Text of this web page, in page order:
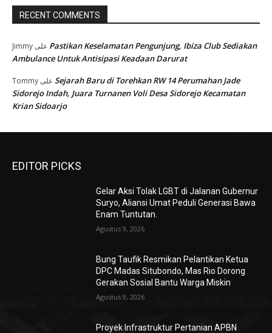
RECENT COMMENTS
Jimmy
Pastikan Keselamatan Pengunjung, Ibiza Club Sediakan
Ambulance Untuk Antisipasi Keadaan Darurat
Tommy
Sejarah Baru di Torehkan RW 14 Perumahan Jade
Sidorejo Indah, Juara Turnanen Voli Desa Sidorejo Kecamatan
Krian Sidoarjo
EDITOR PICKS
Gelar Aksi Tolak LGBT di Jalanan Gubernur
Suryo, Aliansi Umat Peduli Generasi Bawa
Enam Tuntutan.
Agustus 9, 2026
Bung Taufik Resmikan Pelantikan Ketua
DPC Madas Situbondo, Mas Rio Dorong
Gerakan Sosial Bantu Warga Miskin
Agustus 9, 2026
Proyek Infrastruktur Pertanian APBN